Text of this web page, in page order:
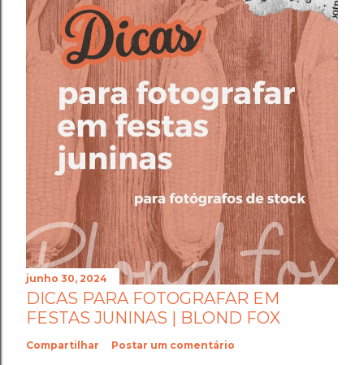
junho 30, 2024
DICAS PARA FOTOGRAFAR EM
FESTAS JUNINAS | BLOND FOX
Compartilhar Postar um comentário